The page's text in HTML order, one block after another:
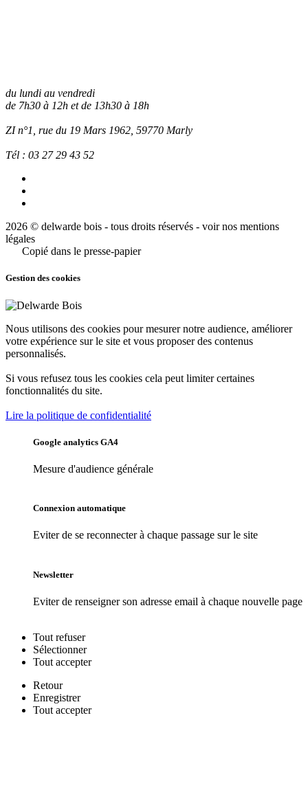
du lundi au vendredi
de 7h30 à 12h et de 13h30 à 18h
ZI n°1, rue du 19 Mars 1962, 59770 Marly
Tél : 03 27 29 43 52
2026 © delwarde bois - tous droits réservés - voir nos mentions
légales
Copié dans le presse-papier
Gestion des cookies
Nous utilisons des cookies pour mesurer notre audience, améliorer
votre expérience sur le site et vous proposer des contenus
personnalisés.
Si vous refusez tous les cookies cela peut limiter certaines
fonctionnalités du site.
Lire la politique de confidentialité
Google analytics GA4
Mesure d'audience générale
Connexion automatique
Eviter de se reconnecter à chaque passage sur le site
Newsletter
Eviter de renseigner son adresse email à chaque nouvelle page
Tout refuser
Sélectionner
Tout accepter
Retour
Enregistrer
Tout accepter